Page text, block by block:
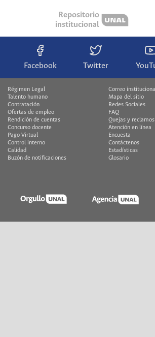
Repositorio
institucional
Facebook Twitter
Régimen Legal
Talento humano
Contratación
Ofertas de empleo
Rendición de cuentas
Concurso docente
Pago Virtual
Control interno
Calidad
Buzón de notificaciones
Correo
Mapa del sitio
Redes Sociales
FAQ
Quejas y reclamos
Atención en línea
Encuesta
Contáctenos
Estadísticas
Glosario